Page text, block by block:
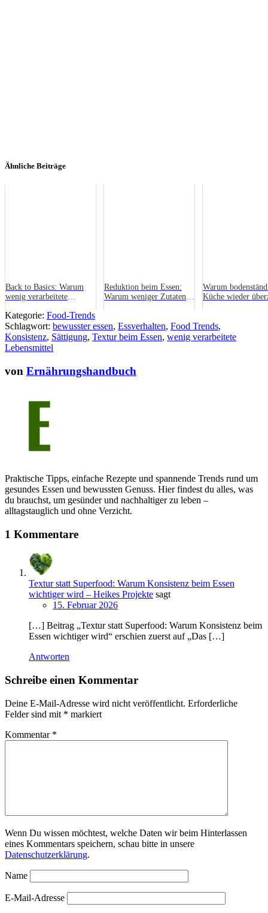
Ähnliche Beiträge
Back to Basics: Warum
wenig verarbeitete
liegen
Reduktion beim Essen:
Warum weniger Zutaten
Warum
Küche wieder
Kategorie: Food-Trends
Schlagwort: bewusster essen, Essverhalten, Food Trends,
Konsistenz, Sättigung, Textur beim Essen, wenig verarbeitete
Lebensmittel
von Ernährungshandbuch
Praktische Tipps, einfache Rezepte und spannende Trends rund um
gesundes Essen und bewussten Genuss. Hier findest du alles, was
du brauchst, um gesünder und nachhaltiger zu leben –
alltagstauglich und ohne Verzicht.
1 Kommentare
Textur statt Superfood: Warum Konsistenz beim Essen
wichtiger wird – Heikes Projekte sagt
15. Februar 2026
[…] Beitrag „Textur statt Superfood: Warum Konsistenz beim
Essen wichtiger wird“ erschien zuerst auf „Das […]
Antworten
Schreibe einen Kommentar
Deine E-Mail-Adresse wird nicht veröffentlicht. Erforderliche
Felder sind mit * markiert
Kommentar *
Wenn Du wissen möchtest, welche Daten wir beim Hinterlassen
eines Kommentars speichern, schau bitte in unsere
Datenschutzerklärung.
Name
E-Mail-Adresse